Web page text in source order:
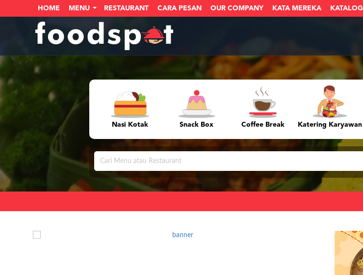
HOME MENU RESTAURANT CARA PESAN OUR COMPANY KATA MEREKA KATALOG
Nasi Kotak Snack Box Coffee Break Katering Karyawan